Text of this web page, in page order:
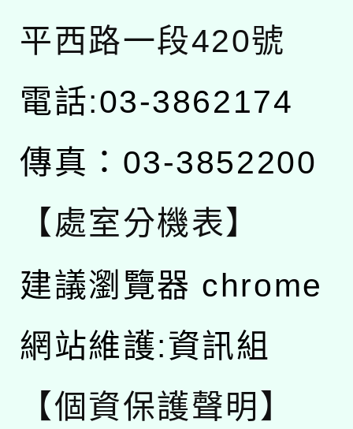
平西路一段420號
電話:03-3862174
傳真：03-3852200
【處室分機表】
建議瀏覽器 chrome
網站維護:資訊組
【個資保護聲明】